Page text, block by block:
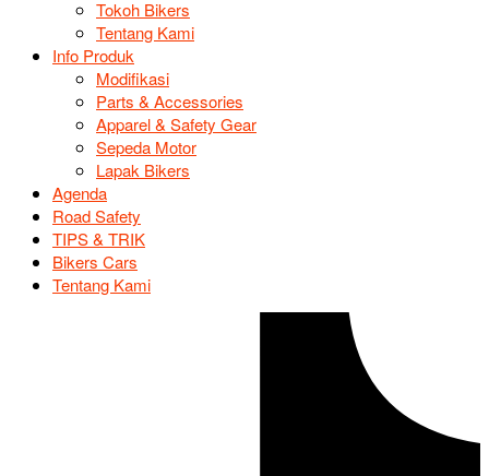
Tokoh Bikers
Tentang Kami
Info Produk
Modifikasi
Parts & Accessories
Apparel & Safety Gear
Sepeda Motor
Lapak Bikers
Agenda
Road Safety
TIPS & TRIK
Bikers Cars
Tentang Kami